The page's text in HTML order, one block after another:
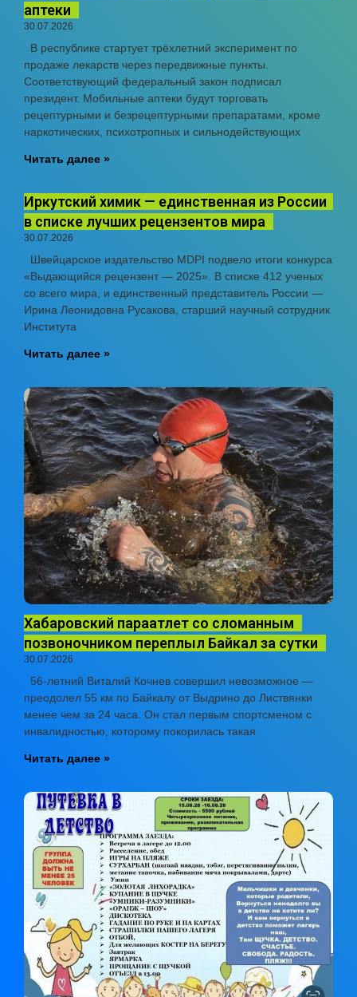
аптеки
30.07.2026
В республике стартует трёхлетний эксперимент по
продаже лекарств через передвижные пункты.
Соответствующий федеральный закон подписал
президент. Мобильные аптеки будут торговать
рецептурными и безрецептурными препаратами, кроме
наркотических, психотропных и сильнодействующих
Читать далее »
Иркутский химик — единственная из России
в списке лучших рецензентов мира
30.07.2026
Швейцарское издательство MDPI подвело итоги конкурса
«Выдающийся рецензент — 2025». В списке 412 ученых
со всего мира, и единственный представитель России —
Ирина Леонидовна Русакова, старший научный сотрудник
Института
Читать далее »
Хабаровский параатлет со сломанным
позвоночником переплыл Байкал за сутки
30.07.2026
56-летний Виталий Кочнев совершил невозможное —
преодолел 55 км по Байкалу от Выдрино до Листвянки
менее чем за 24 часа. Он стал первым спортсменом с
инвалидностью, которому покорилась такая
Читать далее »